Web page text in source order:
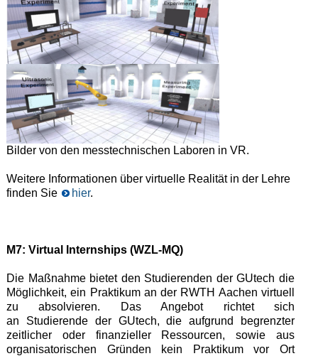
Bilder von den messtechnischen Laboren in VR.
Weitere Informationen über virtuelle Realität in der Lehre
finden Sie
hier.
M7: Virtual Internships (WZL-MQ)
Die Maßnahme bietet den Studierenden der GUtech die
Möglichkeit, ein Praktikum an der RWTH Aachen virtuell
zu absolvieren. Das Angebot richtet sich
an Studierende der GUtech, die aufgrund begrenzter
zeitlicher oder finanzieller Ressourcen, sowie aus
organisatorischen Gründen kein Praktikum vor Ort